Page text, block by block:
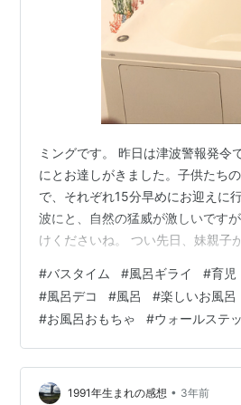
ミングです。 昨日は津波警報発令
にとお達しがきました。子供たち
で、それぞれ15分早めにお迎えに
波にと、自然の猛威が激しいです
けくださいね。 つい先日、妹親子
て、子供たちのお風呂ですが、平
夫っとが入れます。 長男アタは2歳
風呂に行くのを嫌がる時期もあり
本嫌がらずに入ります。YouTubを
すが、強引に誘導して脱衣室まで
はパッと切り替わっていますね。
#バスタイム #風呂ギライ #育児
#風呂デコ #風呂 #楽しいお風呂
#お風呂おもちゃ #ウォールステ
1991年生まれの感想 • 3年前